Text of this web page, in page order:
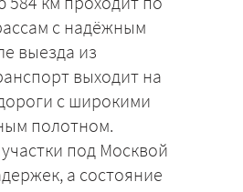
с надёжным
выезда из
выходит на
с широкими
полотном.
под Москвой
а состояние